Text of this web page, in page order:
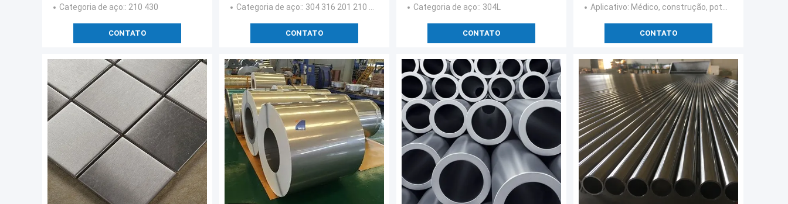
Categoria de aço:: 210 430
CONTATO
Categoria de aço:: 304 316 201 210 430
CONTATO
Categoria de aço:: 304L
CONTATO
Aplicativo: Médico, construção, potência nuclear, energias hidráulicas
CONTATO